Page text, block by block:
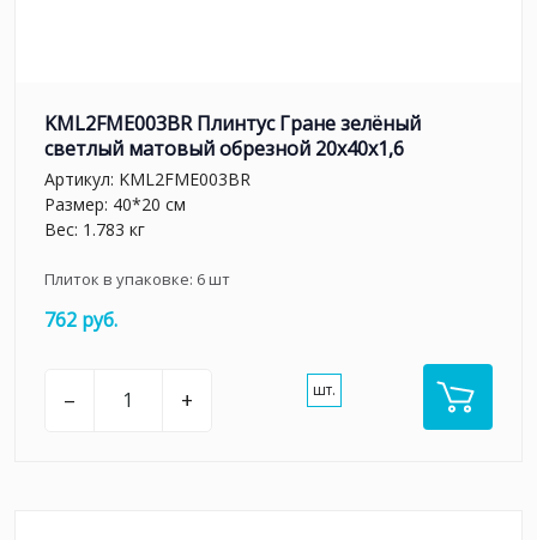
KML2FME003BR Плинтус Гране зелёный
светлый матовый обрезной 20x40x1,6
Артикул: KML2FME003BR
Размер: 40*20 см
Вес: 1.783 кг
Плиток в упаковке: 6шт
762 руб.
– + шт.